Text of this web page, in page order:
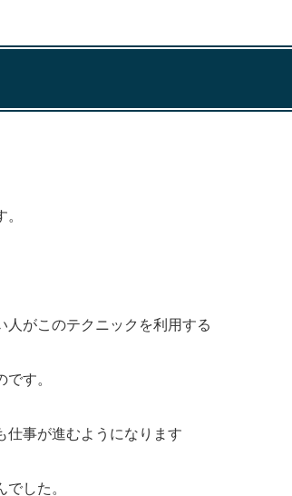
人がこのテクニックを利用する
す。
仕事が進むようになります
した。